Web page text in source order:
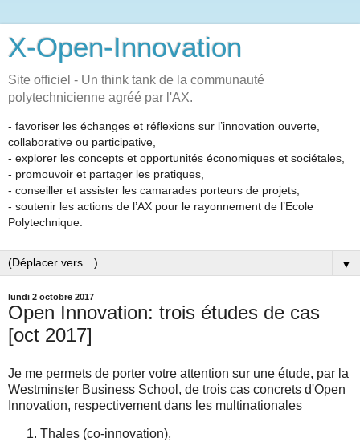
X-Open-Innovation
Site officiel - Un think tank de la communauté
polytechnicienne agréé par l'AX.
- favoriser les échanges et réflexions sur l’innovation ouverte,
collaborative ou participative,
- explorer les concepts et opportunités économiques et sociétales,
- promouvoir et partager les pratiques,
- conseiller et assister les camarades porteurs de projets,
- soutenir les actions de l’AX pour le rayonnement de l’Ecole
Polytechnique.
▼
lundi 2 octobre 2017
Open Innovation: trois études de cas
[oct 2017]
Je me permets de porter votre attention sur une étude, par la
Westminster Business School, de trois cas concrets d'Open
Innovation, respectivement dans les multinationales
Thales (co-innovation),